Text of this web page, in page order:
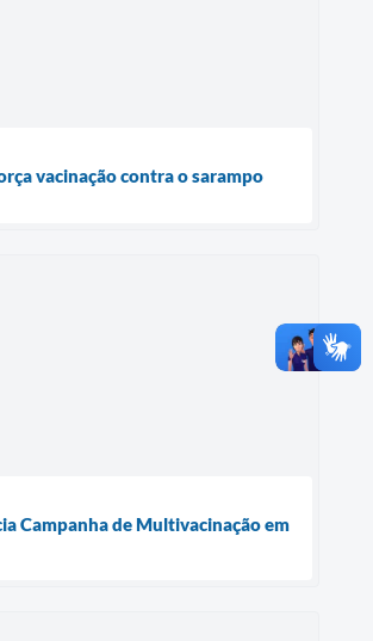
vacinação contra o sarampo
Campanha de Multivacinação em